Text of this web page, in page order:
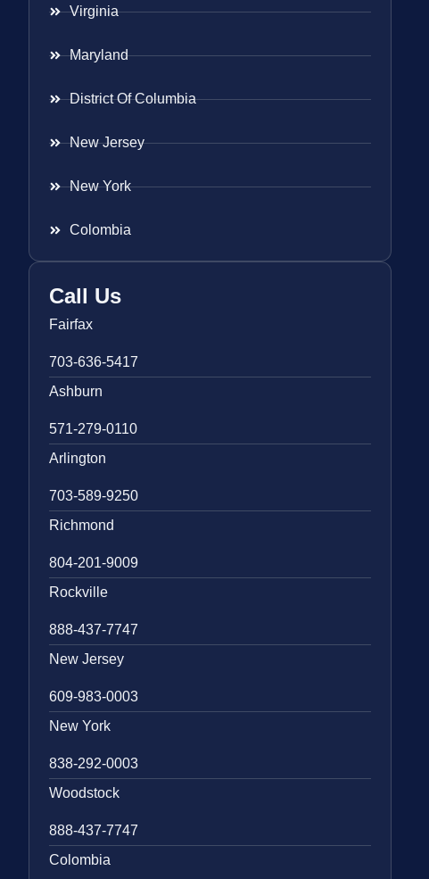
Virginia
Maryland
District Of Columbia
New Jersey
New York
Colombia
Call Us
Fairfax
703-636-5417
Ashburn
571-279-0110
Arlington
703-589-9250
Richmond
804-201-9009
Rockville
888-437-7747
New Jersey
609-983-0003
New York
838-292-0003
Woodstock
888-437-7747
Colombia